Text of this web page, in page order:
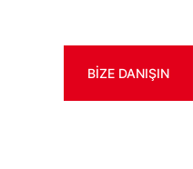
BIZE DANIŞIN